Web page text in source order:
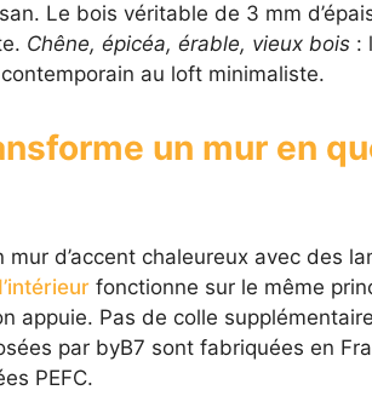
Le bois véritable de 3 mm
Chêne, épicéa, érable, vieux bois:
au loft minimaliste.
un mur en
d’accent chaleureux avec des
fonctionne sur le même
appuie. Pas de colle
par byB7 sont fabriquées en
PEFC.